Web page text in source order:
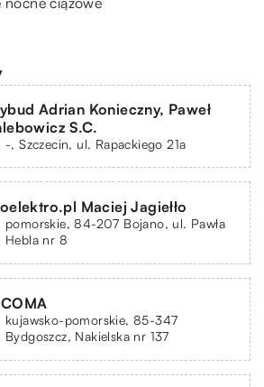
Adrian Konieczny, Paweł
S.C.
-, Szczecin, ul. Rapackiego 21a
Maciej Jagiełło
pomorskie, 84-207 Bojano, ul. Pawła
Hebla nr 8
kujawsko-pomorskie, 85-347
Bydgoszcz, Nakielska nr 137